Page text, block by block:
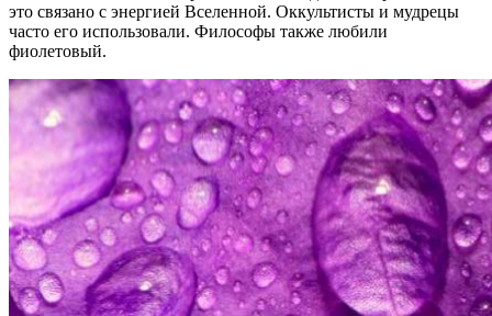
это связано с энергией Вселенной. Оккультисты и мудрецы
часто его использовали. Философы также любили
фиолетовый.